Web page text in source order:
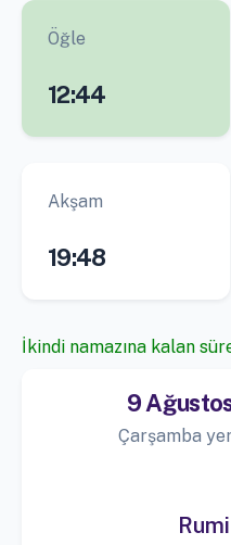
Öğle
12:44
Akşam
19:48
İkindi namazına kalan
9
Çarşamba